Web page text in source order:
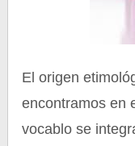
El origen
encontramos en
vocablo se